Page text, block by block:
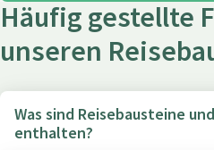
Häufig gestellte
unseren
Was sind Reisebausteine
enthalten?